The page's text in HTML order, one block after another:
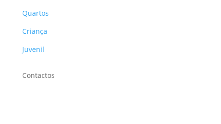
Quartos
Criança
Juvenil
Contactos